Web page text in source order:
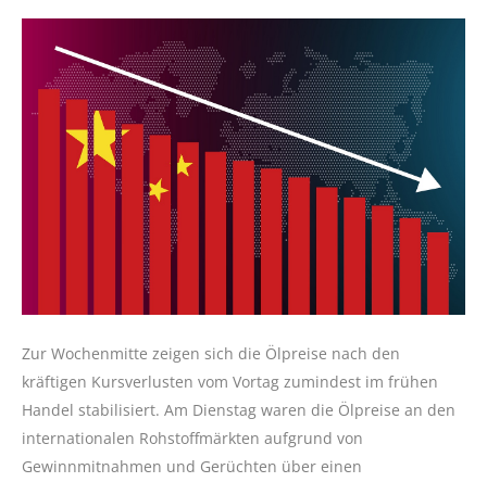
Zur Wochenmitte zeigen sich die Ölpreise nach den
kräftigen Kursverlusten vom Vortag zumindest im frühen
Handel stabilisiert. Am Dienstag waren die Ölpreise an den
internationalen Rohstoffmärkten aufgrund von
Gewinnmitnahmen und Gerüchten über einen